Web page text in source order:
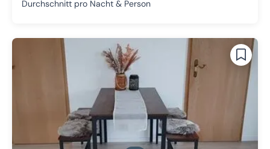
Durchschnitt pro Nacht & Person